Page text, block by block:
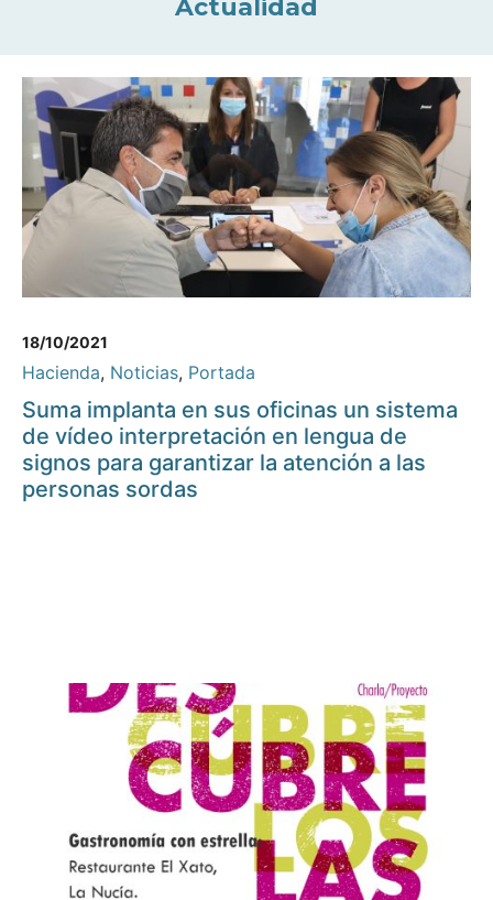
Actualidad
18/10/2021
Hacienda, Noticias, Portada
Suma implanta en sus oficinas un sistema
de vídeo interpretación en lengua de
signos para garantizar la atención a las
personas sordas